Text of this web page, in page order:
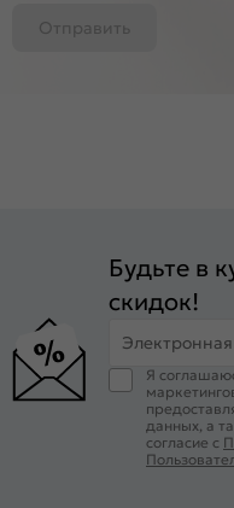
Отправить
Будьте в
скидок!
Я
данных, а
согласие с